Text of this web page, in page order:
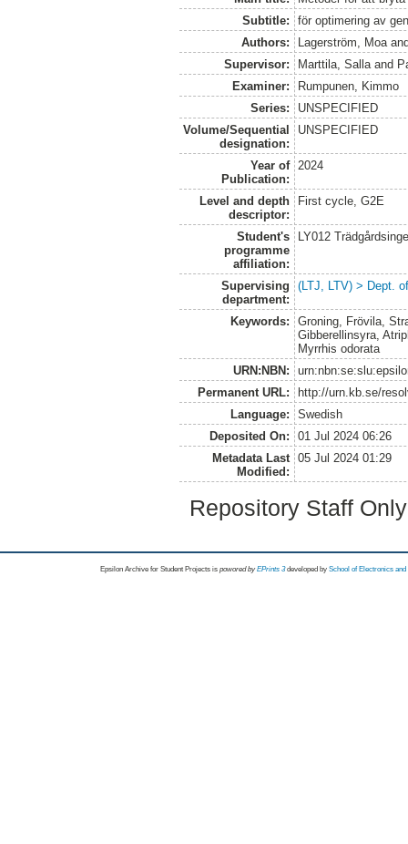
Subtitle:
för optimering av
Authors:
Lagerström, Moa
Supervisor:
Marttila, Salla and
Examiner:
Rumpunen, Kimmo
Series:
UNSPECIFIED
Volume/Sequential
designation:
UNSPECIFIED
Year of
Publication:
2024
Level and depth
descriptor:
First cycle, G2E
Student's
programme
affiliation:
LY012
Supervising
department:
(LTJ, LTV) > Dept.
Keywords:
Groning, Frövila,
Gibberellinsyra,
Myrrhis odorata
URN:NBN:
Permanent URL:
http://urn.kb.se/
Language:
Swedish
Deposited On:
01 Jul 2024 06:26
Metadata Last
Modified:
05 Jul 2024 01:29
Repository Staff
Epsilon Archive for Student Projects is powored byEPrints 3 developed by School of Electronics